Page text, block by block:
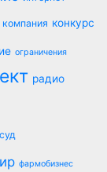
компания конкурс
ограничения
радио
суд
фармобизнес